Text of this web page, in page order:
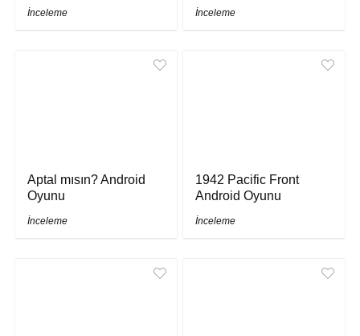
İnceleme İnceleme
Aptal mısın? Android
Oyunu
İnceleme
1942 Pacific Front
Android Oyunu
İnceleme